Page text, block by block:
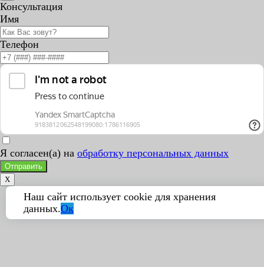
Консультация
Имя
Телефон
Я согласен(а) на обработку персональных данных
Отправить
X
Наш сайт использует cookie для хранения
данных.Ок